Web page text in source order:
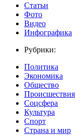
Статьи
Фото
Видео
Инфографика
Рубрики:
Политика
Экономика
Общество
Происшествия
Соцсфера
Культура
Спорт
Страна и мир